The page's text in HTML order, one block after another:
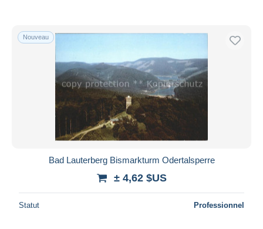
Nouveau
Bad Lauterberg Bismarkturm Odertalsperre
± 4,62 $US
Statut Professionnel